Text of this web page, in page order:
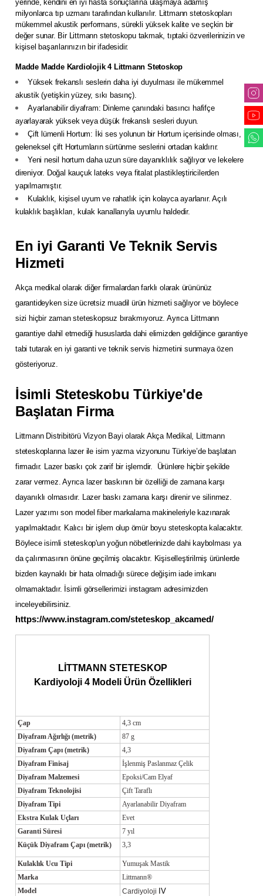
yerinde, kendini en iyi hasta sonuçlarına ulaşmaya adamış
milyonlarca tıp uzmanı tarafından kullanılır. Littmann stetoskopları
mükemmel akustik performans, sürekli yüksek kalite ve seçkin bir
değer sunar. Bir Littmann stetoskopu takmak, tıptaki özverilerinizin ve
kişisel başarılarınızın bir ifadesidir.
Madde Madde Kardiolojik 4 Littmann Stetoskop
Yüksek frekanslı seslerin daha iyi duyulması ile mükemmel
akustik (yetişkin yüzey, sıkı basınç).
Ayarlanabilir diyafram: Dinleme çanındaki basıncı hafifçe
ayarlayarak yüksek veya düşük frekanslı sesleri duyun.
Çift lümenli Hortum: İki ses yolunun bir Hortum içerisinde olması,
geleneksel çift Hortumların sürtünme seslerini ortadan kaldırır.
Yeni nesil hortum daha uzun süre dayanıklılık sağlıyor ve lekelere
direniyor. Doğal kauçuk lateks veya fitalat plastikleştiricilerden
yapılmamıştır.
Kulaklık, kişisel uyum ve rahatlık için kolayca ayarlanır. Açılı
kulaklık başlıkları, kulak kanallarıyla uyumlu haldedir.
En iyi Garanti Ve Teknik Servis
Hizmeti
Akça medikal olarak diğer firmalardan farklı olarak ürününüz
garantideyken size ücretsiz muadil ürün hizmeti sağlıyor ve böylece
sizi hiçbir zaman steteskopsuz bırakmıyoruz. Ayrıca Littmann
garantiye dahil etmediği hususlarda dahi elimizden geldiğince garantiye
tabi tutarak en iyi garanti ve teknik servis hizmetini sunmaya özen
gösteriyoruz.
İsimli Steteskobu Türkiye'de
Başlatan Firma
Littmann Distribitörü Vizyon Bayi olarak Akça Medikal, Littmann
steteskoplarına lazer ile isim yazma vizyonunu Türkiye’de başlatan
firmadır. Lazer baskı çok zarif bir işlemdir. Ürünlere hiçbir şekilde
zarar vermez. Ayrıca lazer baskının bir özelliği de zamana karşı
dayanıklı olmasıdır. Lazer baskı zamana karşı direnir ve silinmez.
Lazer yazımı son model fiber markalama makineleriyle kazınarak
yapılmaktadır. Kalıcı bir işlem olup ömür boyu steteskopta kalacaktır.
Böylece isimli steteskop'un yoğun nöbetlerinizde dahi kaybolması ya
da çalınmasının önüne geçilmiş olacaktır. Kişiselleştirilmiş ürünlerde
bizden kaynaklı bir hata olmadığı sürece değişim iade imkanı
olmamaktadır. İsimli görsellerimizi instagram adresimizden
inceleyebilirsiniz.
https://www.instagram.com/steteskop_akcamed/
LİTTMANN STETESKOP
Kardiyoloji 4 Modeli Ürün Özellikleri
Çap
4,3 cm
Diyafram Ağırlığı (metrik)
87 g
Diyafram Çapı (metrik)
4,3
Diyafram Finisaj
İşlenmiş Paslanmaz Çelik
Diyafram Malzemesi
Epoksi/Cam Elyaf
Diyafram Teknolojisi
Çift Taraflı
Diyafram Tipi
Ayarlanabilir Diyafram
Ekstra Kulak Uçları
Evet
Garanti Süresi
7 yıl
Küçük Diyafram Çapı (metrik)
3,3
Kulaklık Ucu Tipi
Yumuşak Mastik
Marka
Littmann®
Model
Cardiyoloji IV